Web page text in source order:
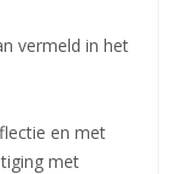
vermeld in het
en met
met